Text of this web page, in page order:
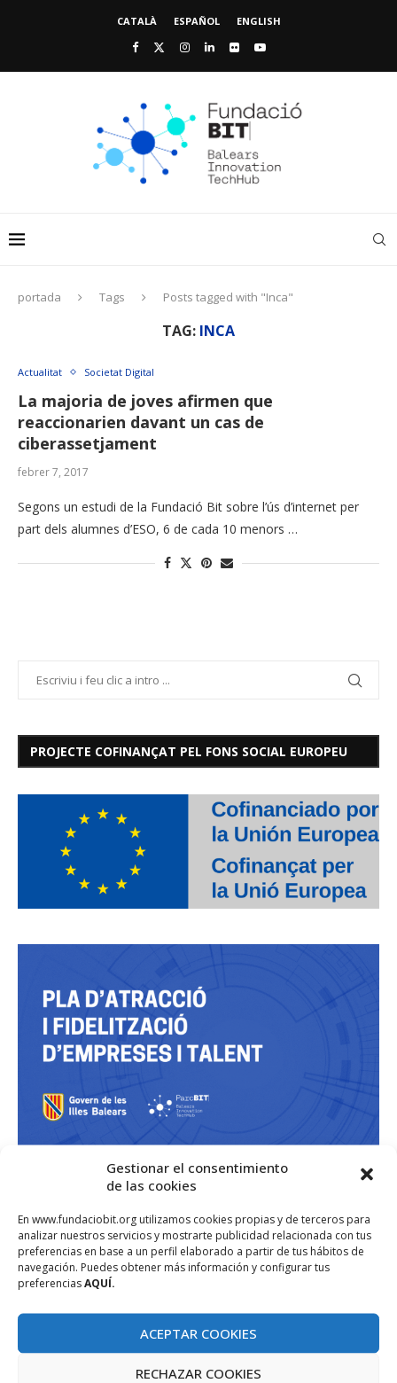
Gestionar el consentimiento
de las cookies
En www.fundaciobit.org utilizamos cookies propias y de terceros para
analizar nuestros servicios y mostrarte publicidad relacionada con tus
preferencias en base a un perfil elaborado a partir de tus hábitos de
navegación. Puedes obtener más información y configurar tus
preferenciasAQUÍ.
ACEPTAR COOKIES
RECHAZAR COOKIES
CATALÀ ESPAÑOL ENGLISH
portada Tags Posts tagged with "Inca"
TAG: INCA
Actualitat Societat Digital
La majoria de joves afirmen que
reaccionarien davant un cas de
ciberassetjament
febrer 7, 2017
Segons un estudi de la Fundació Bit sobre l’ús d’internet per
part dels alumnes d’ESO, 6 de cada 10 menors …
PROJECTE COFINANÇAT PEL FONS SOCIAL EUROPEU